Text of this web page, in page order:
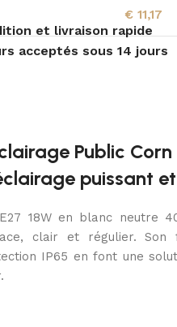
€ 11,17
et livraison rapide
acceptés sous 14 jours
Public Corn
puissant
E27 18W en blanc neutre
clair et régulier.
IP65 en font une